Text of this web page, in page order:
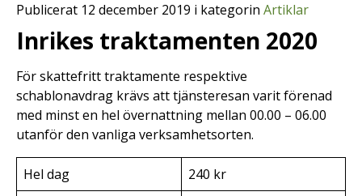
Publicerat 12 december 2019 i kategorin Artiklar
Inrikes traktamenten 2020
För skattefritt traktamente respektive
schablonavdrag krävs att tjänsteresan varit förenad
med minst en hel övernattning mellan 00.00 – 06.00
utanför den vanliga verksamhetsorten.
Hel dag
240 kr